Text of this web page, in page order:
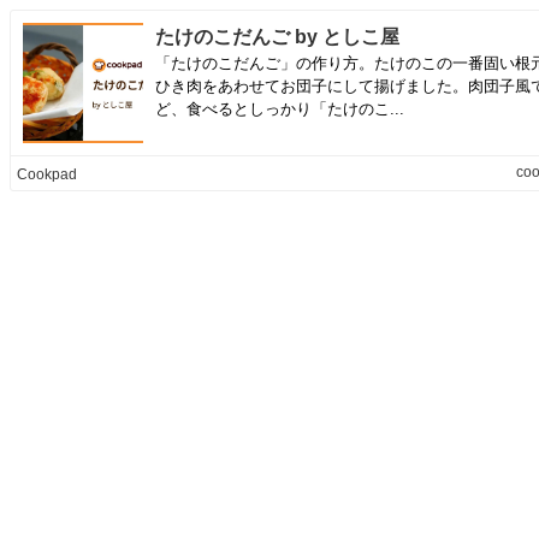
たけのこだんご by としこ屋
「たけのこだんご」の作り方。たけのこの一番固い根
ひき肉をあわせてお団子にして揚げました。肉団子風
ど、食べるとしっかり「たけのこ...
Cookpad